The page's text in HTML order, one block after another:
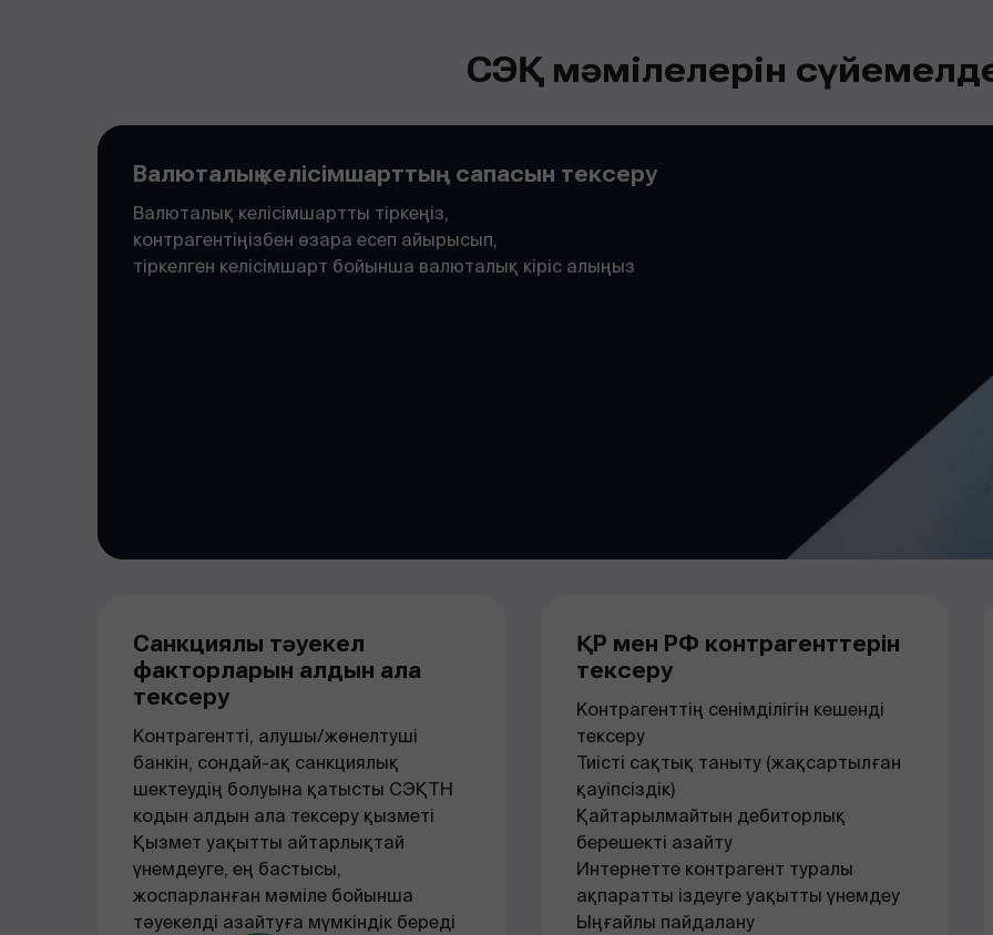
СЭҚ мәмілелерін
Валюталық келісімшарттың сапасын тексеру
Валюталық келісімшартты тіркеңіз,
контрагентіңізбен өзара есеп айырысып,
тіркелген келісімшарт бойынша валюталық кіріс алыңыз
Санкциялық тәуекел
факторларын алдын ала
тексеру
Контрагентті, алушы/жөнелтуші
банкін, сондай-ақ санкциялық
шектеудің болуына қатысты СЭҚТН
кодын алдын ала тексеру қызметі
Қызмет уақытты айтарлықтай
үнемдеуге, ең бастысы,
жоспарланған мәміле бойынша
тәуекелді азайтуға мүмкіндік береді
ҚР мен РФ контрагенттерін
тексеру
Контрагенттің сенімділігін кешенді
тексеру
Тиісті сақтық таныту (жақсартылған
қауіпсіздік)
Қайтарылмайтын дебиторлық
берешекті азайту
Интернетте контрагент туралы
ақпаратты іздеуге уақытты үнемдеу
Ыңғайлы пайдалану